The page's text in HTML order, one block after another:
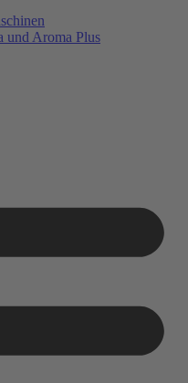
und Aroma Plus